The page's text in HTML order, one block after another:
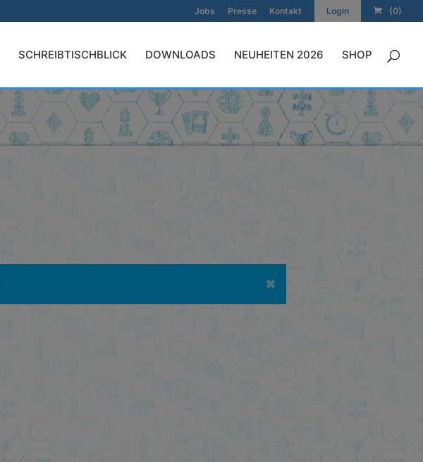
Jobs Presse Kontakt Login (0)
SCHREIBTISCHBLICK DOWNLOADS NEUHEITEN 2026 SHOP
✖